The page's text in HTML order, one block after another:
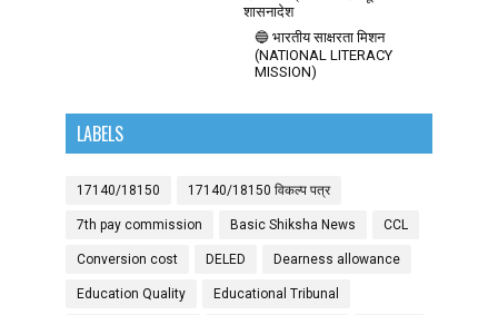
शासनादेश
🔵 भारतीय साक्षरता मिशन
(NATIONAL LITERACY
MISSION)
LABELS
17140/18150 17140/18150 विकल्प पत्र
7th pay commission Basic Shiksha News CCL
Conversion cost DELED Dearness allowance
Education Quality Educational Tribunal